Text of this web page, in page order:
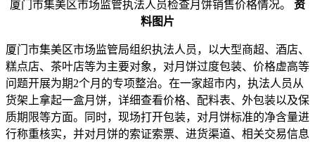
厦门市集美区市场监管执法人员检查月饼销售价格情况。 资
料图片
厦门市集美区市场监管局组织执法人员，以大型商超、酒店、
糕点店、茶叶店等为主要对象，对月饼过度包装、价格虚高等
问题开展为期2个月的专项整治。在一家超市内，执法人员从
货架上拿起一盒月饼，详细查看价格、配料表、外包装以及保
质期限等方面。同时，现场打开包装，对月饼标准的净含量进
行称重核实，并对月饼的索证索票、进货渠道、相关交易信息